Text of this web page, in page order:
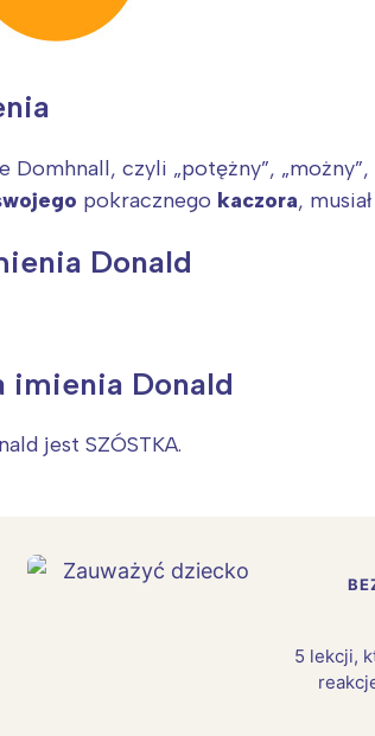
Domhnall, czyli „potężny”, „możny”,
pokracznego kaczora,
Donald
imienia Donald
jest SZÓSTKA.
5 lekcji,